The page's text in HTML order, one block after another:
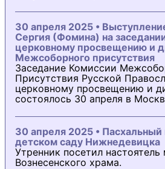
30 апреля 2025 •
Сергия (Фомина) на
церковному просвещению и
Межсоборного присутствия
Заседание Комиссии
Присутствия Русской
церковному просвещению и
состоялось 30 апреля в
30 апреля 2025 • Пасхальный
детском саду Нижнедевицка
Утренник посетил настоятель
Вознесенского храма.